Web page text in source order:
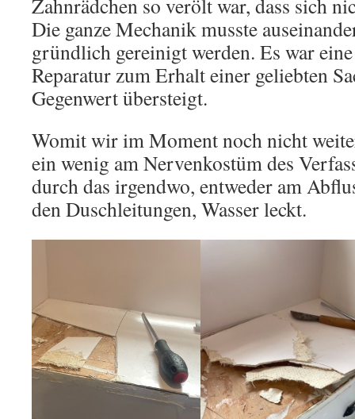
Zahnrädchen so verölt war, dass sich
Die ganze Mechanik musste
gründlich gereinigt werden. Es war
Reparatur zum Erhalt einer geliebten
Gegenwert übersteigt.
Womit wir im Moment noch nicht
ein wenig am Nervenkostüm des
durch das irgendwo, entweder am
den Duschleitungen, Wasser leckt.